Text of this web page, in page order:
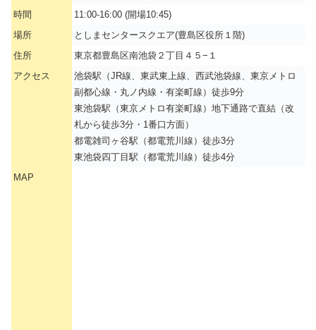
時間
11:00-16:00 (開場10:45)
場所
としまセンタースクエア(豊島区役所１階)
住所
東京都豊島区南池袋２丁目４５−１
アクセス
池袋駅（JR線、東武東上線、西武池袋線、東京メトロ
副都心線・丸ノ内線・有楽町線）徒歩9分
東池袋駅（東京メトロ有楽町線）地下通路で直結（改
札から徒歩3分・1番口方面）
都電雑司ヶ谷駅（都電荒川線）徒歩3分
東池袋四丁目駅（都電荒川線）徒歩4分
MAP